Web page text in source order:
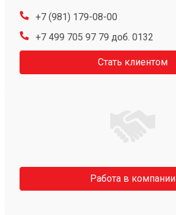
+7 (981) 179-08-00
+7 499 705 97 79 доб. 0132
Стать клиентом
Работа в компании